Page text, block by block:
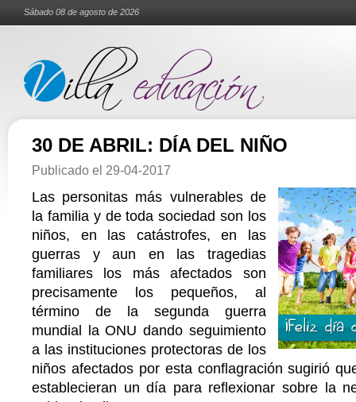
Sábado 08 de agosto de 2026
30 DE ABRIL: DÍA DEL NIÑO
Publicado el 29-04-2017
Las personitas más vulnerables de
la familia y de toda sociedad son los
niños, en las catástrofes, en las
guerras y aun en las tragedias
familiares los más afectados son
precisamente los pequeños, al
término de la segunda guerra
mundial la ONU dando seguimiento
a las instituciones protectoras de los
niños afectados por esta conflagración sugirió
establecieran un día para reflexionar sobre la